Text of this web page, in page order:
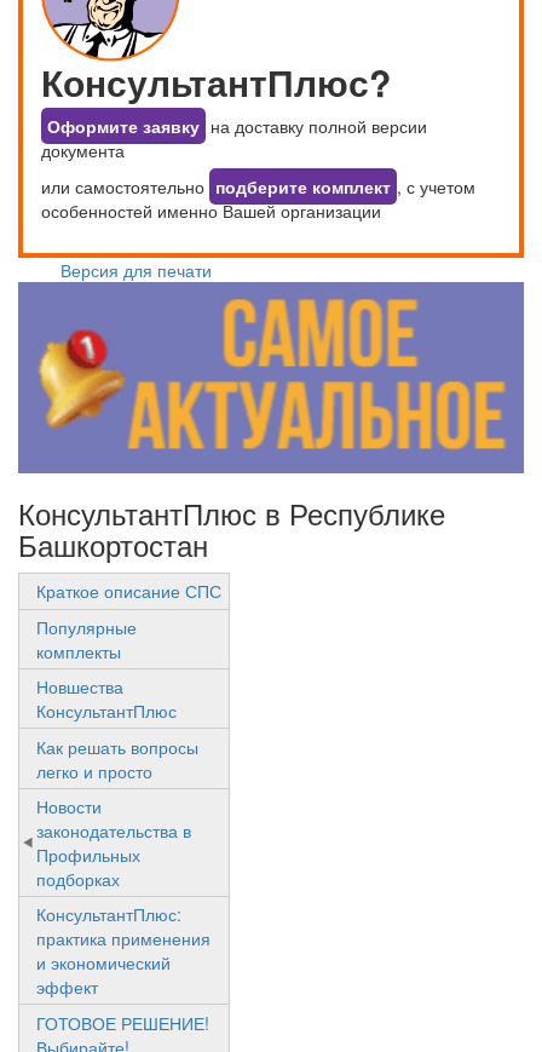
КонсультантПлюс?
Оформите заявку на доставку полной версии
документа
или самостоятельно подберите комплект , с учетом
особенностей именно Вашей организации
Версия для печати
КонсультантПлюс в Республике
Башкортостан
Краткое описание СПС
Популярные
комплекты
Новшества
КонсультантПлюс
Как решать вопросы
легко и просто
Новости
законодательства в
Профильных
подборках
КонсультантПлюс:
практика применения
и экономический
эффект
ГОТОВОЕ РЕШЕНИЕ!
Выбирайте!